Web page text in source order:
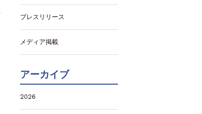
プレスリリース
メディア掲載
アーカイブ
2026